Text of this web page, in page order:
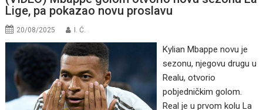
Lige, pa pokazao novu proslavu
20/08/2025 I. Ć.
Kylian Mbappe novu je
sezonu, njegovu drugu u
Realu, otvorio
pobjedničkim golom.
Real je u prvom kolu La